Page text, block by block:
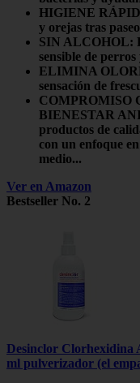
HIGIENE
y orejas tras
SIN ALCOHOL:
sensible de perros
ELIMINA
sensación de
COMPROMISO
BIENESTAR
productos de
con un enfoque
medio...
Ver en Amazon
Bestseller No. 2
Desinclor Clorhexidina
ml pulverizador (el